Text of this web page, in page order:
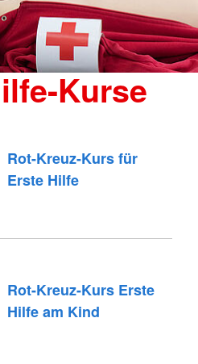
Kurse
Rot-Kreuz-Kurs für
Erste Hilfe
Rot-Kreuz-Kurs Erste
Hilfe am Kind